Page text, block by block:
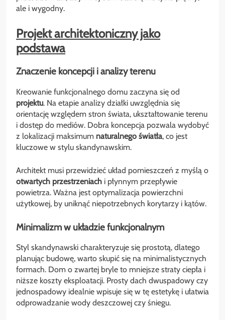
ale i wygodny.
Projekt architektoniczny jako
podstawa
Znaczenie koncepcji i analizy terenu
Kreowanie funkcjonalnego domu zaczyna się od
projektu. Na etapie analizy działki uwzględnia się
orientację względem stron świata, ukształtowanie terenu
i dostęp do mediów. Dobra koncepcja pozwala wydobyć
z lokalizacji maksimum naturalnego światła, co jest
kluczowe w stylu skandynawskim.
Architekt musi przewidzieć układ pomieszczeń z myślą o
otwartych przestrzeniach i płynnym przepływie
powietrza. Ważna jest optymalizacja powierzchni
użytkowej, by uniknąć niepotrzebnych korytarzy i kątów.
Minimalizm w układzie funkcjonalnym
Styl skandynawski charakteryzuje się prostotą, dlatego
planując budowę, warto skupić się na minimalistycznych
formach. Dom o zwartej bryle to mniejsze straty ciepła i
niższe koszty eksploatacji. Prosty dach dwuspadowy czy
jednospadowy idealnie wpisuje się w tę estetykę i ułatwia
odprowadzanie wody deszczowej czy śniegu.